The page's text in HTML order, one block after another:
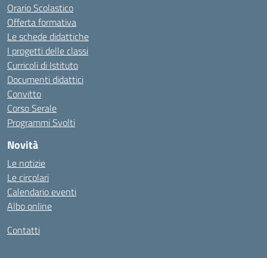
Orario Scolastico
Offerta formativa
Le schede didattiche
I progetti delle classi
Curricoli di Istituto
Documenti didattici
Convitto
Corso Serale
Programmi Svolti
Novità
Le notizie
Le circolari
Calendario eventi
Albo online
Contatti